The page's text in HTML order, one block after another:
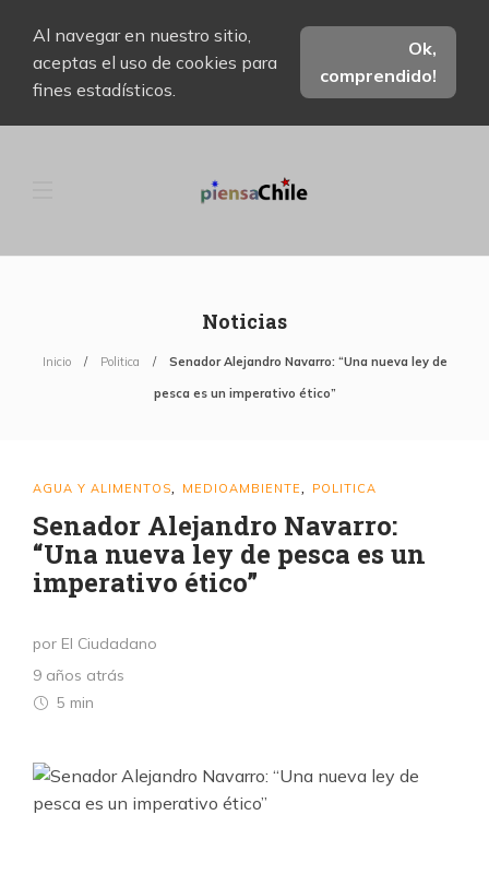
Al navegar en nuestro sitio,
aceptas el uso de cookies para
fines estadísticos.
Ok,
comprendido!
Noticias
Inicio Politica Senador Alejandro Navarro: “Una nueva ley de
pesca es un imperativo ético”
AGUA Y ALIMENTOS MEDIOAMBIENTE POLITICA
Senador Alejandro Navarro:
“Una nueva ley de pesca es un
imperativo ético”
por El Ciudadano
9 años atrás
5 min